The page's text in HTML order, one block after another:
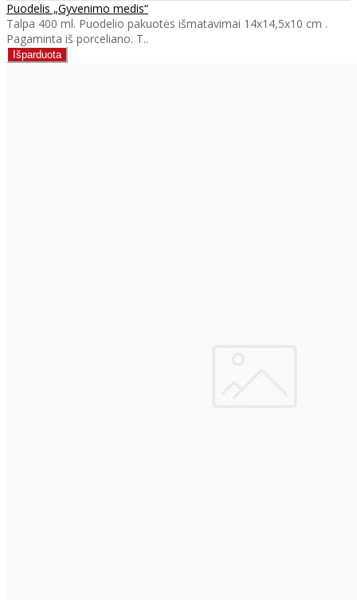
Puodelis „Gyvenimo medis“
Talpa 400 ml. Puodelio pakuotės išmatavimai 14x14,5x10 cm .
Pagaminta iš porceliano. T..